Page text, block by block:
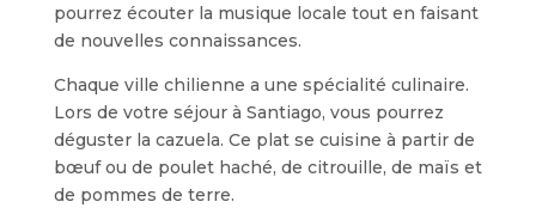
pourrez écouter la musique locale tout en faisant
de nouvelles connaissances.
Chaque ville chilienne a une spécialité culinaire.
Lors de votre séjour à Santiago, vous pourrez
déguster la cazuela. Ce plat se cuisine à partir de
bœuf ou de poulet haché, de citrouille, de maïs et
de pommes de terre.